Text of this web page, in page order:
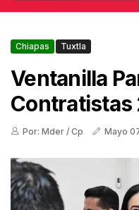
Chiapas Tuxtla
Ventanilla
Contratistas
Por: Mder / Cp Mayo